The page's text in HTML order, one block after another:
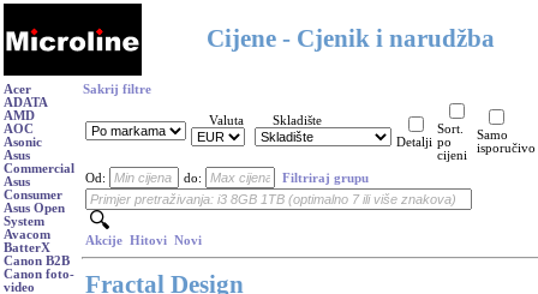
Cijene - Cjenik i narudžba
Acer
ADATA
AMD
AOC
Asonic
Asus
Commercial
Asus
Consumer
Asus Open
System
Avacom
BatterX
Canon B2B
Canon foto-
video
Sakrij filtre
Valuta
Skladište
Detalji
Sort.
po
cijeni
Samo
isporučivo
Od: do: Filtriraj grupu
Akcije Hitovi Novi
Fractal Design